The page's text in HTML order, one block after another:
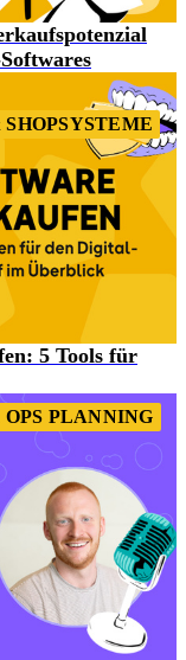
5 Tools für
PLANNING